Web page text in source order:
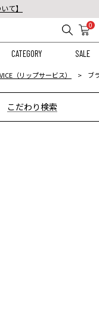
て】
無料！
0
CATEGORY SALE
（リップサービス） ブ
こだわり検索